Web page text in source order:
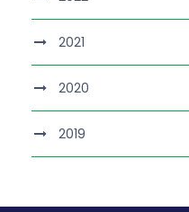
2021
2020
2019